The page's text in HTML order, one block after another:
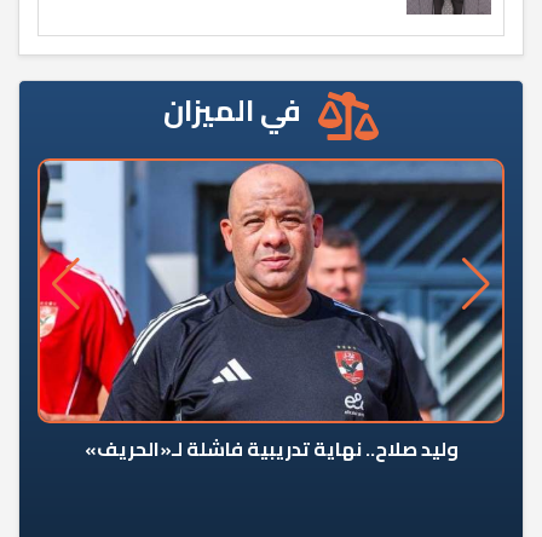
في الميزان
وليد صلاح.. نهاية تدريبية فاشلة لـ«الحريف»